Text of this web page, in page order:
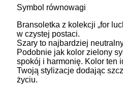
Symbol równowagi
Bransoletka z kolekcji „for
w czystej postaci.
Szary to najbardziej
Podobnie jak kolor zielony
spokój i harmonię. Kolor ten
Twoją stylizacje dodając
życiu.